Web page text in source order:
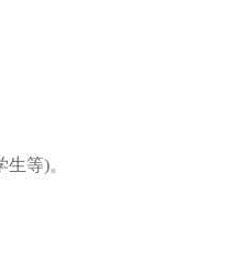
等)。